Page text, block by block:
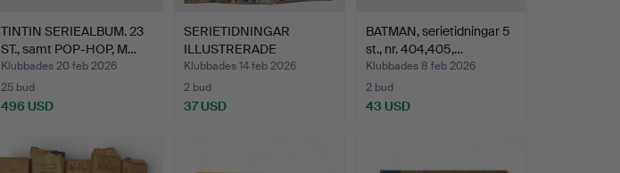
TINTIN SERIEALBUM. 23
ST., samt POP-HOP, M…
Klubbades 20 feb 2026
25 bud
496 USD
SERIETIDNINGAR
ILLUSTRERADE
KLASSIKER, 31 …
Klubbades 14 feb 2026
2 bud
37 USD
BATMAN, serietidningar 5
st., nr. 404,405,…
Klubbades 8 feb 2026
2 bud
43 USD